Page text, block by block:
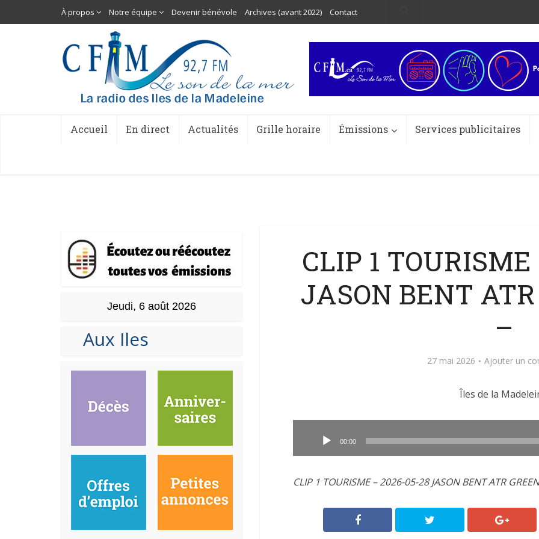
À propos Notre équipe Devenir bénévole Archives (avant 2022) Contact
Accueil En direct Actualités Grille horaire Émissions Services publicitaires
Jeudi, 6 août 2026
Aux Iles
CLIP 1
JASON BENT
–
27 mai 2026 Ajouter un
Îles de la
00:00
CLIP 1 TOURISME – 2026-05-28 JASON BENT ATR